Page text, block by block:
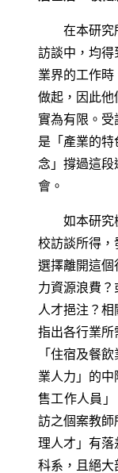
在本研究所
訪談中，均得
業界的工作
做起，因此他
實為有限。受
是「產業的
念」撐過這
會。
如本研究檢
校訪談所得，
選擇離開這個
力資源浪費
人才挹注？相
指出各行業所
「住宿及餐
業人力」的
售工作人員
訪之個案教師
理人才」有落
科系，且絕大